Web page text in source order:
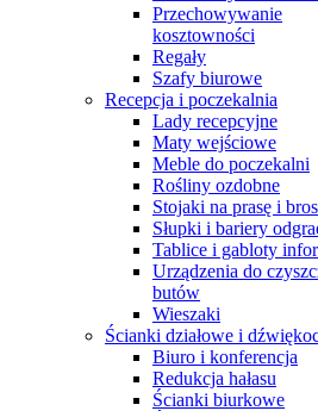
Przechowywanie
kosztowności
Regały
Szafy biurowe
Recepcja i poczekalnia
Lady recepcyjne
Maty wejściowe
Meble do poczekalni
Rośliny ozdobne
Stojaki na prasę i
Słupki i bariery
Tablice i gabloty
Urządzenia do
butów
Wieszaki
Ścianki działowe i
Biuro i konferencja
Redukcja hałasu
Ścianki biurkowe